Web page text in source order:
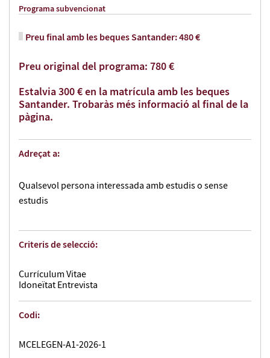
Programa subvencionat
Preu final amb les beques Santander: 480 €
Preu original del programa: 780 €
Estalvia 300 € en la matrícula amb les beques
Santander. Trobaràs més informació al final de la
pàgina.
Adreçat a:
Qualsevol persona interessada amb estudis o sense
estudis
Criteris de selecció:
Currículum Vitae
Idoneïtat Entrevista
Codi:
MCELEGEN-A1-2026-1